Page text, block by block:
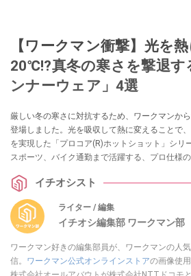
【ワークマン衝撃】光を
20℃!?真冬の寒さを撃退す
ンナーウェア」4選
厳しい冬の寒さに対抗するため、ワークマンか
登場しました。光を吸収して熱に変えることで
を実現した「プロコア(R)ホットショット」シリ
スポーツ、バイク通勤まで活躍する、プロ仕様
イチオシスト
ライター / 編集
イチオシ編集部 ワークマン部
ワークマン好きの編集部員が、ワークマンの人
信。 ワークマン公式オンラインストアの画像使